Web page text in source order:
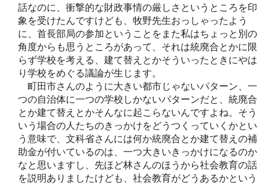
話なのに、衝撃的な財政事情の厳しさというところを印
象を受けたんですけども、牧野先生おっしゃったよう
に、首長部局の参加ということをまた私はちょっと別の
角度からも思うところがあって、それは統廃合とかに限
らず学校を考える、建て替えとかそういったときにやは
り学校をめぐる議論が生じます。
町田市さんのように大きい都市じゃないパターン、一
つの自治体に一つの学校しかないパターンだと、統廃合
とか建て替えとかそんなに起こらないんですよね。そう
いう場合の人たちのきっかけをどうつくっていくかとい
う意味で、文科省さんには何か統廃合とか建て替えの補
助金が付いているのは、一つ大きいきっかけになるのか
なと思いますし、先ほど林さんのほうから社会教育の話
を説明ありましたけども、社会教育がどうあるかという